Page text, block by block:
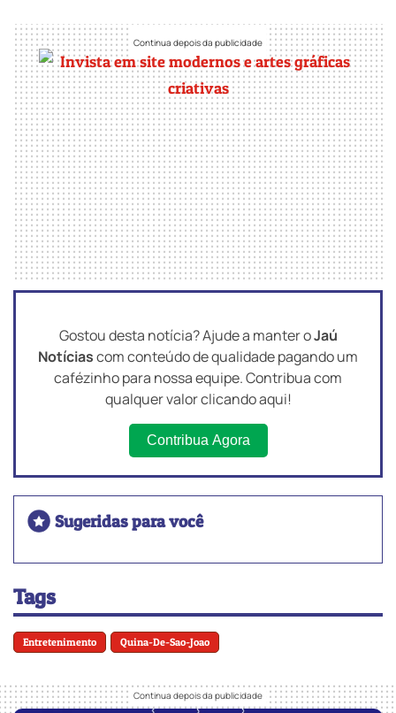
Gostou desta notícia? Ajude a manter oJaú
Notíciascom conteúdo de qualidade pagando um
cafézinho para nossa equipe. Contribua com
qualquer valor clicando aqui!
Contribua Agora
Sugeridas para você
Tags
Entretenimento Quina-De-Sao-Joao